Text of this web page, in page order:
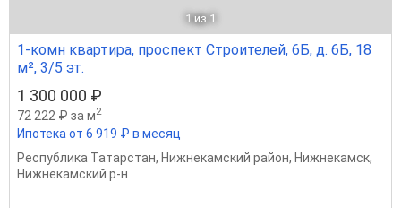
1 из 1
1-комн квартира, проспект Строителей, 6Б, д. 6Б, 18
м², 3/5 эт.
1 300 000 ₽
72 222 ₽ за м2
Ипотека от 6 919 ₽ в месяц
Республика Татарстан, Нижнекамский район, Нижнекамск,
Нижнекамский р-н